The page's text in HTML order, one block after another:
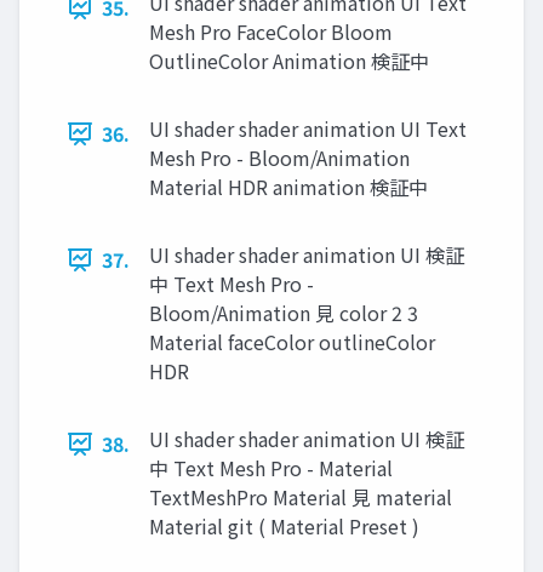
35.
Mesh Pro FaceColor Bloom
OutlineColor Animation 検証中
36.
UI shader shader animation UI Text
Mesh Pro - Bloom/Animation
Material HDR animation 検証中
37.
UI shader shader animation UI 検証
中 Text Mesh Pro -
Bloom/Animation ⾒ color 2 3
Material faceColor outlineColor
HDR
38.
UI shader shader animation UI 検証
中 Text Mesh Pro - Material
TextMeshPro Material ⾒ material
Material git ( Material Preset )